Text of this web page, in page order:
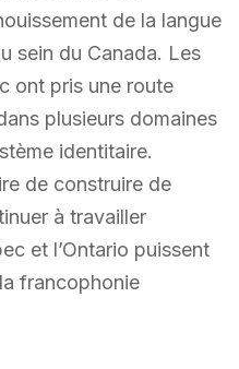
de la langue
sein du Canada. Les
ont pris une route
plusieurs domaines
identitaire.
de construire de
à travailler
et l’Ontario puissent
francophonie